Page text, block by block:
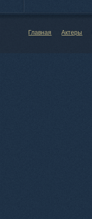
Главная Актеры